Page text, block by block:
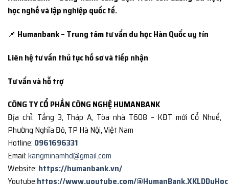
học nghề và lập nghiệp quốc tế.
📌 Humanbank – Trung tâm tư vấn du học Hàn Quốc uy tín
Liên hệ tư vấn thủ tục hồ sơ và tiếp nhận
Tư vấn và hỗ trợ
CÔNG TY CỔ PHẦN CÔNG NGHỆ HUMANBANK
Địa chỉ: Tầng 3, Tháp A, Tòa nhà T608 – KĐT mới Cổ Nhuế,
Phường Nghĩa Đô, TP Hà Nội, Việt Nam
Hotline: 0961696331
Email:kangminamhd@gmail.com
Website: https://humanbank.vn/
Youtube:https://www.youtube.com/@HumanBank.XKLDDuHoc